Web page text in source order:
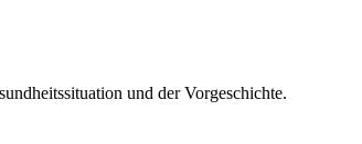
und der Vorgeschichte.